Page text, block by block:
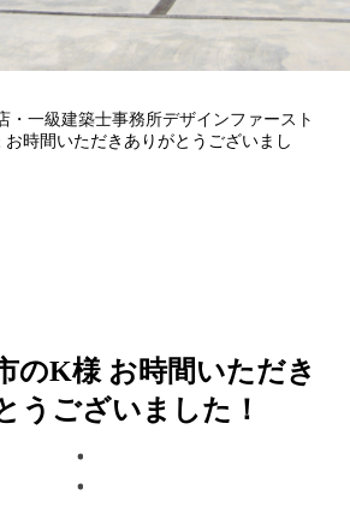
・一級建築士事務所デザインファースト
時間いただきありがとうございまし
のK様 お時間いただき
うございました！